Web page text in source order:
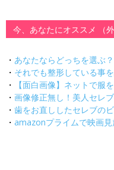
今、あなたにオススメ （外
・ あなたならどっちを選ぶ
・ それでも整形している事
・
【面白画像】ネットで服
・ 画像修正無し！美人セレ
・ 歯をお直ししたセレブの
・ amazonプライムで映画